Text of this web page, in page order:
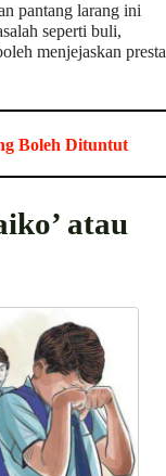
pantang larang ini
seperti buli,
menjejaskan
Boleh Dituntut
atau